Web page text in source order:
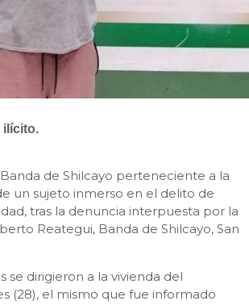
ilícito.
de Shilcayo perteneciente a la
un sujeto inmerso en el delito de
tras la denuncia interpuesta por la
Reategui, Banda de Shilcayo, San
se dirigieron a la vivienda del
(28), el mismo que fue informado